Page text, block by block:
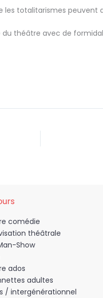
totalitarismes peuvent
théâtre avec de
comédie
théâtrale
Show
ados
adultes
/ intergénérationnel